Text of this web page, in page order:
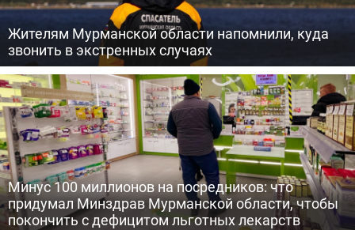
Жителям Мурманской области напомнили, куда
звонить в экстренных случаях
Минус 100 миллионов на посредников: что
придумал Минздрав Мурманской области, чтобы
покончить с дефицитом льготных лекарств